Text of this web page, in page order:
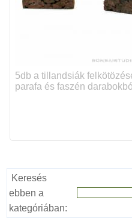
5db a tillandsiák
parafa és faszén
Keresés
ebben a
kategóriában: